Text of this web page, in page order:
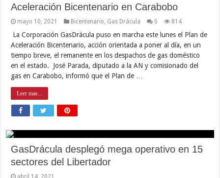
Aceleración Bicentenario en Carabobo
mayo 10, 2021 Bicentenario Gas Drácula 0 814
La Corporación GasDrácula puso en marcha este lunes el Plan de
Aceleración Bicentenario, acción orientada a poner al día, en un
tiempo breve, el remanente en los despachos de gas doméstico
en el estado. José Parada, diputado a la AN y comisionado del
gas en Carabobo, informó que el Plan de …
Leer mas...
GasDrácula desplegó mega operativo en 15
sectores del Libertador
abril 14, 2021